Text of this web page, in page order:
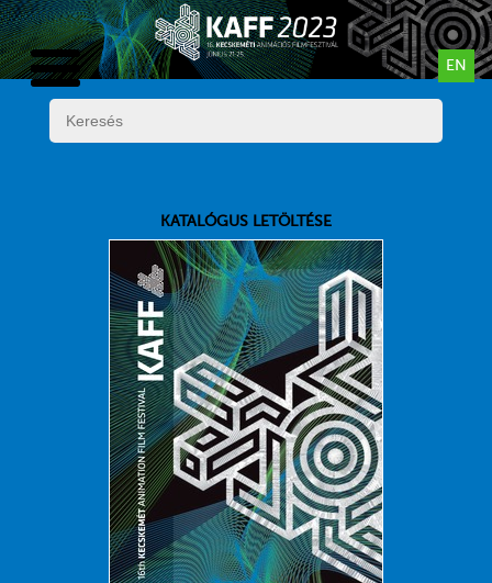
EN
KATALÓGUS LETÖLTÉSE